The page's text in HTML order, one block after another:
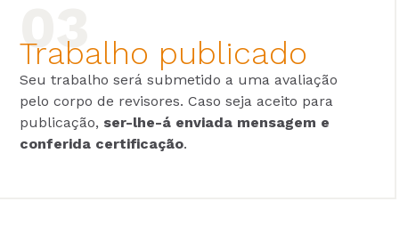
Trabalho publicado
Seu trabalho será submetido a uma avaliação
pelo corpo de revisores. Caso seja aceito para
publicação, ser-lhe-á enviada mensagem e
conferida certificação.